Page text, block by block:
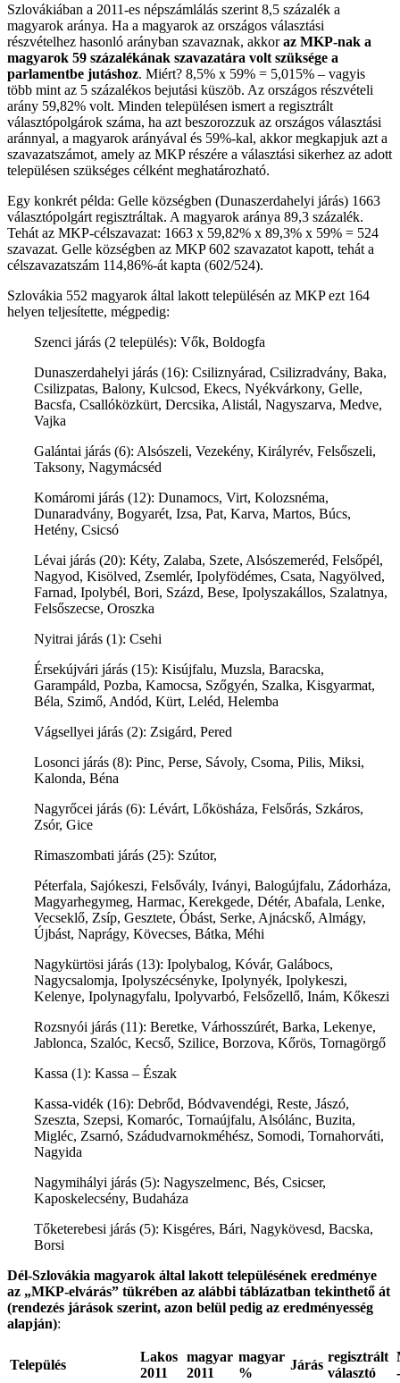
Szlovákiában a 2011-es népszámlálás szerint 8,5 százalék a
magyarok aránya. Ha a magyarok az országos választási
részvételhez hasonló arányban szavaznak, akkoraz MKP-nak a
magyarok 59 százalékának szavazatára volt szüksége a
parlamentbe jutáshoz. Miért? 8,5% x 59% = 5,015% – vagyis
több mint az 5 százalékos bejutási küszöb. Az országos részvételi
arány 59,82% volt. Minden településen ismert a regisztrált
választópolgárok száma, ha azt beszorozzuk az országos választási
aránnyal, a magyarok arányával és 59%-kal, akkor megkapjuk azt a
szavazatszámot, amely az MKP részére a választási sikerhez az adott
településen szükséges célként meghatározható.
Egy konkrét példa: Gelle községben (Dunaszerdahelyi járás) 1663
választópolgárt regisztráltak. A magyarok aránya 89,3 százalék.
Tehát az MKP-célszavazat: 1663 x 59,82% x 89,3% x 59% = 524
szavazat. Gelle községben az MKP 602 szavazatot kapott, tehát a
célszavazatszám 114,86%-át kapta (602/524).
Szlovákia 552 magyarok által lakott településén az MKP ezt 164
helyen teljesítette, mégpedig:
Szenci járás (2 település): Vők, Boldogfa
Dunaszerdahelyi járás (16): Csiliznyárad, Csilizradvány, Baka,
Csilizpatas, Balony, Kulcsod, Ekecs, Nyékvárkony, Gelle,
Bacsfa, Csallóközkürt, Dercsika, Alistál, Nagyszarva, Medve,
Vajka
Galántai járás (6): Alsószeli, Vezekény, Királyrév, Felsőszeli,
Taksony, Nagymácséd
Komáromi járás (12): Dunamocs, Virt, Kolozsnéma,
Dunaradvány, Bogyarét, Izsa, Pat, Karva, Martos, Búcs,
Hetény, Csicsó
Lévai járás (20): Kéty, Zalaba, Szete, Alsószemeréd, Felsőpél,
Nagyod, Kisölved, Zsemlér, Ipolyfödémes, Csata, Nagyölved,
Farnad, Ipolybél, Bori, Százd, Bese, Ipolyszakállos, Szalatnya,
Felsőszecse, Oroszka
Nyitrai járás (1): Csehi
Érsekújvári járás (15): Kisújfalu, Muzsla, Baracska,
Garampáld, Pozba, Kamocsa, Szőgyén, Szalka, Kisgyarmat,
Béla, Szimő, Andód, Kürt, Leléd, Helemba
Vágsellyei járás (2): Zsigárd, Pered
Losonci járás (8): Pinc, Perse, Sávoly, Csoma, Pilis, Miksi,
Kalonda, Béna
Nagyrőcei járás (6): Lévárt, Lőkösháza, Felsőrás, Szkáros,
Zsór, Gice
Rimaszombati járás (25): Szútor,
Péterfala, Sajókeszi, Felsővály, Iványi, Balogújfalu, Zádorháza,
Magyarhegymeg, Harmac, Kerekgede, Détér, Abafala, Lenke,
Vecseklő, Zsíp, Gesztete, Óbást, Serke, Ajnácskő, Almágy,
Újbást, Naprágy, Kövecses, Bátka, Méhi
Nagykürtösi járás (13): Ipolybalog, Kóvár, Galábocs,
Nagycsalomja, Ipolyszécsényke, Ipolynyék, Ipolykeszi,
Kelenye, Ipolynagyfalu, Ipolyvarbó, Felsőzellő, Inám, Kőkeszi
Rozsnyói járás (11): Beretke, Várhosszúrét, Barka, Lekenye,
Jablonca, Szalóc, Kecső, Szilice, Borzova, Kőrös, Tornagörgő
Kassa (1): Kassa – Észak
Kassa-vidék (16): Debrőd, Bódvavendégi, Reste, Jászó,
Szeszta, Szepsi, Komaróc, Tornaújfalu, Alsólánc, Buzita,
Migléc, Zsarnó, Szádudvarnokméhész, Somodi, Tornahorváti,
Nagyida
Nagymihályi járás (5): Nagyszelmenc, Bés, Csicser,
Kaposkelecsény, Budaháza
Tőketerebesi járás (5): Kisgéres, Bári, Nagykövesd, Bacska,
Borsi
Dél-Szlovákia magyarok által lakott településének eredménye
az „MKP-elvárás” tükrében az alábbi táblázatban tekinthető át
(rendezés járások szerint, azon belül pedig az eredményesség
alapján):
Település
Lakos
2011
magyar
2011
magyar
%
Járás
regisztrált
választó